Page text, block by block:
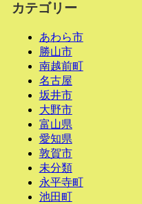
カテゴリー
あわら市
勝山市
南越前町
名古屋
坂井市
大野市
富山県
愛知県
敦賀市
未分類
永平寺町
池田町